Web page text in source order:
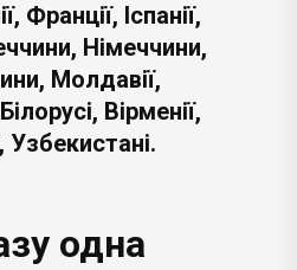
Франції, Іспанії,
Німеччини,
Молдавії,
Вірменії,
Узбекистані.
одна